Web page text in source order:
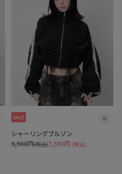
SALE
シャーリングブルゾン
7,590円 (税込)
9,900円(税込)